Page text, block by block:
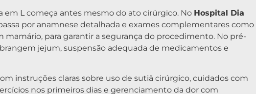
em L começa antes mesmo do ato cirúrgico. No Hospital Dia
por anamnese detalhada e exames complementares como
mamário, para garantir a segurança do procedimento. No pré-
jejum, suspensão adequada de medicamentos e
instruções claras sobre uso de sutiã cirúrgico, cuidados com
nos primeiros dias e gerenciamento da dor com